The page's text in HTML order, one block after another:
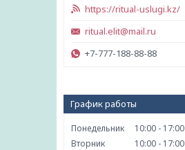
https://ritual-uslugi.kz/
ritual.elit@mail.ru
+7-777-188-88-88
График работы
Понедельник 10:00
17:00
Вторник
10:00
17:00